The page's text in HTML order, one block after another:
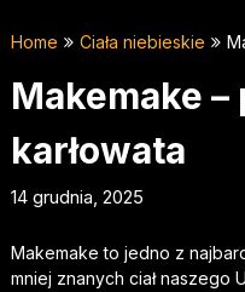
Home Ciała niebieskie
Makemake –
karłowata
14 grudnia, 2025
Makemake to jedno z
mniej znanych ciał naszego